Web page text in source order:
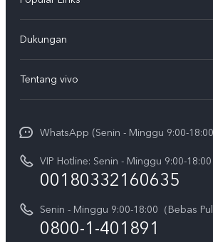
T5
T5 Pro
V70 FE
Y05
X300 Pro
Dukungan
Service Center
Funtouch OS
Pembaruan Sistem
Harga Spare Part
Otentikasi IMEI
Tentang vivo
Sejarah
Berita
Pemberitahuan Hukum
WhatsApp (Senin - Minggu 9:00-
VIP Hotline: Senin - Minggu 9:00-18:00
00180332160635
Senin - Minggu 9:00-18:00（Bebas
0800-1-401891